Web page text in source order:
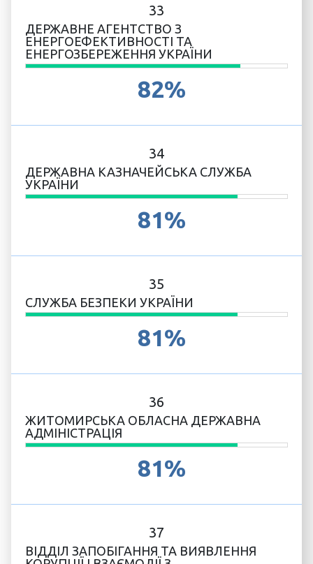
33
ДЕРЖАВНЕ АГЕНТСТВО З
ЕНЕРГОЕФЕКТИВНОСТІ ТА
ЕНЕРГОЗБЕРЕЖЕННЯ УКРАЇНИ
82%
34
ДЕРЖАВНА КАЗНАЧЕЙСЬКА СЛУЖБА
УКРАЇНИ
81%
35
СЛУЖБА БЕЗПЕКИ УКРАЇНИ
81%
36
ЖИТОМИРСЬКА ОБЛАСНА ДЕРЖАВНА
АДМІНІСТРАЦІЯ
81%
37
ВІДДІЛ ЗАПОБІГАННЯ ТА ВИЯВЛЕННЯ